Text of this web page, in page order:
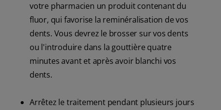
votre pharmacien un produit contenant du
fluor, qui favorise la reminéralisation de vos
dents. Vous devrez le brosser sur vos dents
ou l'introduire dans la gouttière quatre
minutes avant et après avoir blanchi vos
dents.
Arrêtez le traitement pendant plusieurs jours